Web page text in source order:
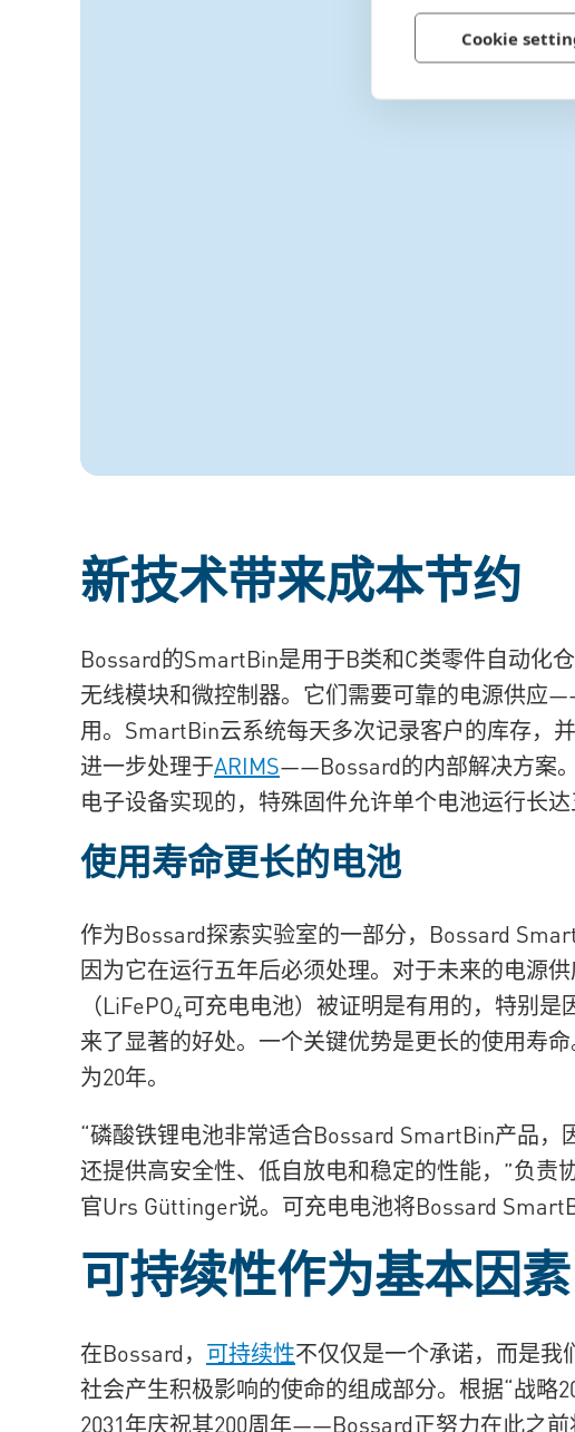
Cookie
新技术带来成本节约
Bossard的SmartBin是用于B类和C类零件自动化
无线模块和微控制器。它们需要可靠的电源供应
用。SmartBin云系统每天多次记录客户的库存，
进一步处理于ARIMS——Bossard的内部解决方案
电子设备实现的，特殊固件允许单个电池运行长
使用寿命更长的电池
作为Bossard探索实验室的一部分，Bossard
因为它在运行五年后必须处理。对于未来的电源
（LiFePO4可充电电池）被证明是有用的，特别
来了显著的好处。一个关键优势是更长的使用寿
为20年。
“磷酸铁锂电池非常适合Bossard SmartBin产品，
还提供高安全性、低自放电和稳定的性能，”负责
官Urs Güttinger说。可充电电池将Bossard
可持续性作为基本因素
在Bossard， 可持续性不仅仅是一个承诺，而是我
社会产生积极影响的使命的组成部分。根据“战
2031年庆祝其200周年——Bossard正努力在此之